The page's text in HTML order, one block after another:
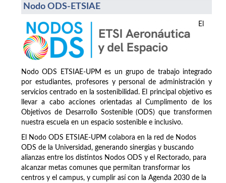
Nodo ODS-ETSIAE
El
Nodo ODS ETSIAE-UPM es un grupo de trabajo integrado
por estudiantes, profesores y personal de administración y
servicios centrado en la sostenibilidad. El principal objetivo es
llevar a cabo acciones orientadas al Cumplimento de los
Objetivos de Desarrollo Sostenible (ODS) que transformen
nuestra escuela en un espacio sostenible e inclusivo.
El Nodo ODS ETSIAE-UPM colabora en la red de Nodos
ODS de la Universidad, generando sinergias y buscando
alianzas entre los distintos Nodos ODS y el Rectorado, para
alcanzar metas comunes que permitan transformar los
centros y el campus, y cumplir así con la Agenda 2030 de la